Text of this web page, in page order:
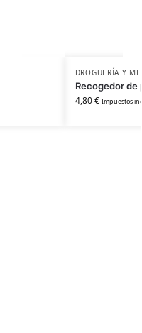
DROGUERÍA Y
Recogedor de
4,80€ Impuestos